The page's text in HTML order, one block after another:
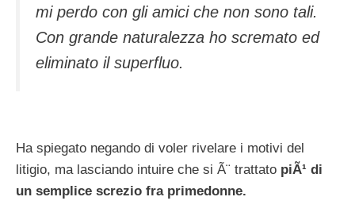
mi perdo con gli amici che non sono tali.
Con grande naturalezza ho scremato ed
eliminato il superfluo.
Ha spiegato negando di voler rivelare i motivi del
litigio, ma lasciando intuire che si Ã¨ trattato piÃ¹ di
un semplice screzio fra primedonne.